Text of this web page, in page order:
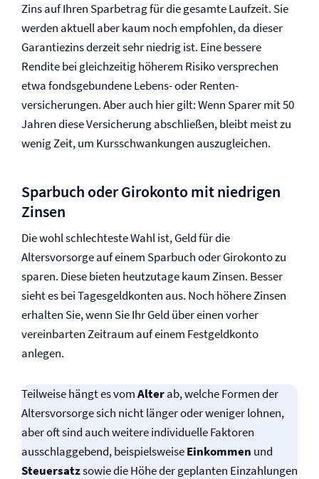
Zins auf Ihren Sparbetrag für die gesamte Laufzeit. Sie
werden aktuell aber kaum noch empfohlen, da dieser
Garantiezins derzeit sehr niedrig ist. Eine bessere
Rendite bei gleichzeitig höherem Risiko ­versprechen
etwa fondsgebundene Lebens- oder Renten­
versicherungen. Aber auch hier gilt: Wenn Sparer mit 50
Jahren diese Versicherung abschließen, bleibt meist zu
wenig Zeit, um Kursschwankungen auszugleichen.
Sparbuch oder Girokonto mit niedrigen
Zinsen
Die wohl schlechteste Wahl ist, Geld für die
Altersvorsorge auf einem Sparbuch oder Girokonto zu
sparen. Diese bieten heutzutage kaum Zinsen. Besser
sieht es bei Tagesgeldkonten aus. Noch höhere Zinsen
erhalten Sie, wenn Sie Ihr Geld über einen vorher
vereinbarten Zeitraum auf einem Festgeldkonto
anlegen.
Teilweise hängt es vomAlterab, welche Formen der
Altersvorsorge sich nicht länger oder weniger lohnen,
aber oft sind auch weitere individuelle Faktoren
ausschlaggebend, beispielsweiseEinkommen und
Steuersatzsowie die Höhe der geplanten Einzahlungen